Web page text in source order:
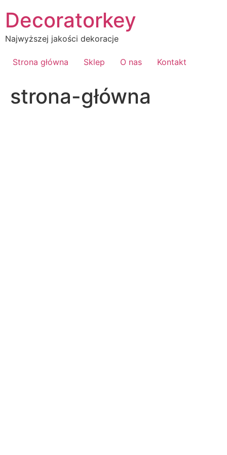
do
treściDecoratorkey
Najwyższej jakości dekoracje
Strona główna Sklep O nas Kontakt
strona-główna